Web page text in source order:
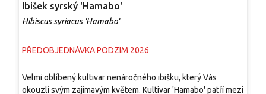
Ibišek syrský 'Hamabo'
Hibiscus syriacus 'Hamabo'
PŘEDOBJEDNÁVKA PODZIM 2026
Velmi oblíbený kultivar nenáročného ibišku, který Vás
okouzlí svým zajímavým květem. Kultivar 'Hamabo' patří mezi